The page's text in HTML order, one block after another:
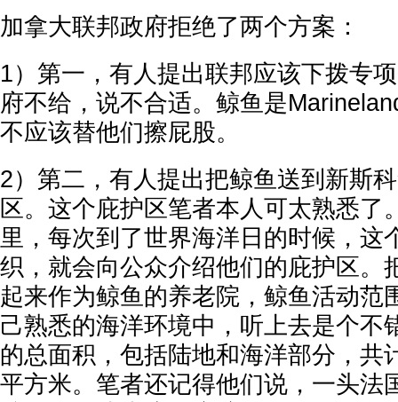
加拿大联邦政府拒绝了两个方案：
1）第一，有人提出联邦应该下拨专
府不给，说不合适。鲸鱼是
不应该替他们擦屁股。
2）第二，有人提出把鲸鱼送到新斯
区。这个庇护区笔者本人可太熟悉了
里，每次到了世界海洋日的时候，这
织，就会向公众介绍他们的庇护区。
起来作为鲸鱼的养老院，鲸鱼活动范
己熟悉的海洋环境中，听上去是个不
的总面积，包括陆地和海洋部分，共
平方米。笔者还记得他们说，一头法